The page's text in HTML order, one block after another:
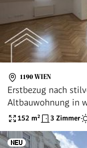
1190 WIEN
Erstbezug nach
Altbauwohnung in
Stilvilla - ein
152 m² 3 Zimmer